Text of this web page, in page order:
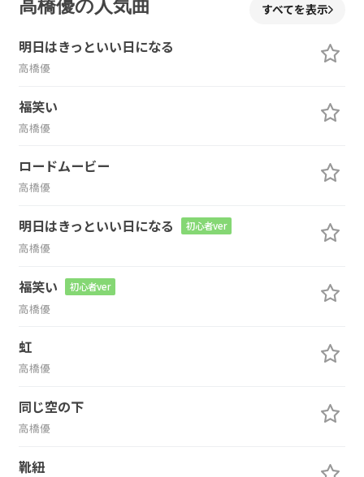
高橋優の人気曲 すべてを表示
明日はきっといい日になる
高橋優
福笑い
高橋優
ロードムービー
高橋優
明日はきっといい日になる 初心者ver
高橋優
福笑い 初心者ver
高橋優
虹
高橋優
同じ空の下
高橋優
靴紐